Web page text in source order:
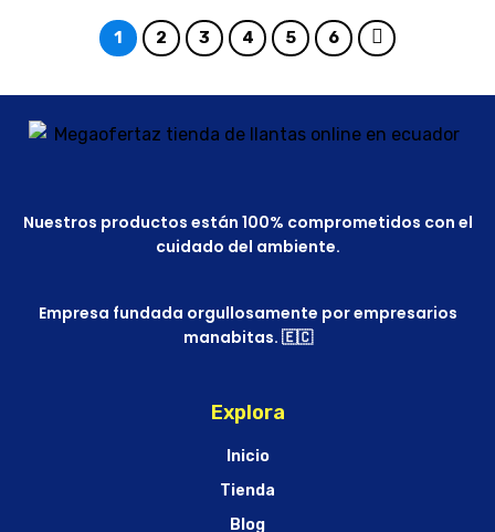
1 2 3 4 5 6
Nuestros productos están 100% comprometidos con el
cuidado del ambiente.
Empresa fundada orgullosamente por empresarios
manabitas. 🇪🇨
Explora
Inicio
Tienda
Blog